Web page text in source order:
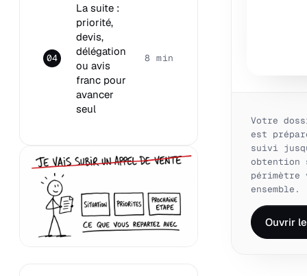
04
La suite :
priorité,
devis,
délégation
ou avis
franc pour
avancer
seul
8 min
Votre
est
suivi
obtention
périmètre
ensemble.
Ouvrir